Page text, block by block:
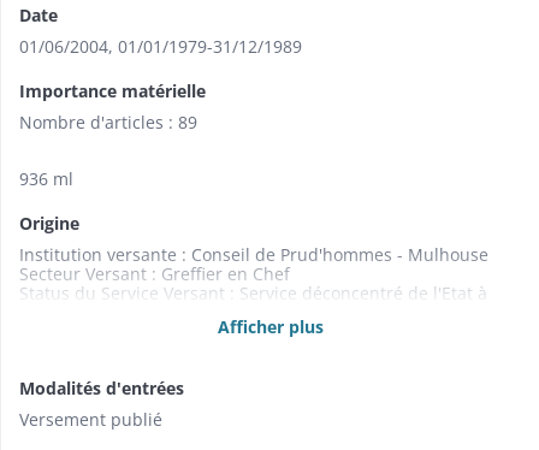
Date
01/06/2004, 01/01/1979-31/12/1989
Importance matérielle
Nombre d'articles : 89
936 ml
Origine
Institution versante : Conseil de Prud'hommes - Mulhouse
Secteur Versant : Greffier en Chef
Status du Service Versant : Service déconcentré de l'Etat à
Status du service producteur : Conseil de Prud'hommes -
Afficher plus
Modalités d'entrées
Versement publié